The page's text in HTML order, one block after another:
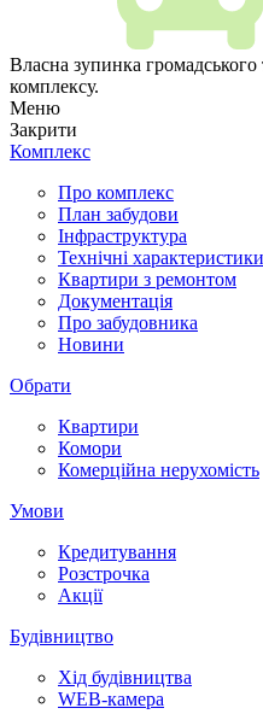
Власна зупинка громадського
комплексу.
Меню
Закрити
Комплекс
Про комплекс
План забудови
Інфраструктура
Технічні характеристики
Квартири з ремонтом
Документація
Про забудовника
Новини
Обрати
Квартири
Комори
Комерційна нерухомість
Умови
Кредитування
Розстрочка
Акції
Будівництво
Хід будівництва
WEB-камера